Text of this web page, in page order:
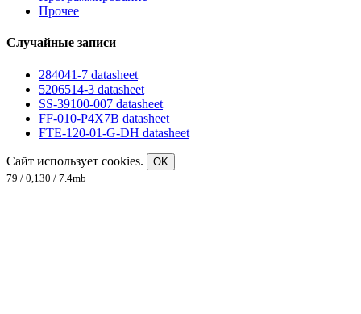
Прочее
Случайные записи
284041-7 datasheet
5206514-3 datasheet
SS-39100-007 datasheet
FF-010-P4X7B datasheet
FTE-120-01-G-DH datasheet
Сайт использует cookies.
OK
79 / 0,130 / 7.4mb